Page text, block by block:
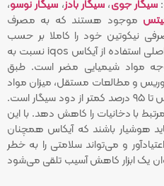
سیگار جوی، سیگار بادز، سیگار نوسو،
موجود هستند که به مصرف
نیکوتین خود را کاملا بر حسب
سلیقه شخصی انتخاب کنند. مزیت اصلی استفاده از آیکاس iqos نسبت به
مواد شیمیایی مضر است. طبق
و مطالعات مستقل، میزان مواد
شیمیایی مضر در بخار حاصل از آیکاس تا ۹۵ درصد کمتر از دود سیگار است.
با دخانیات را کاهش دهد. با این
هوشیار باشند که آیکاس همچنان
و می‌تواند سلامتی را به خطر
یک ابزار کاهش آسیب تلقی می‌شود